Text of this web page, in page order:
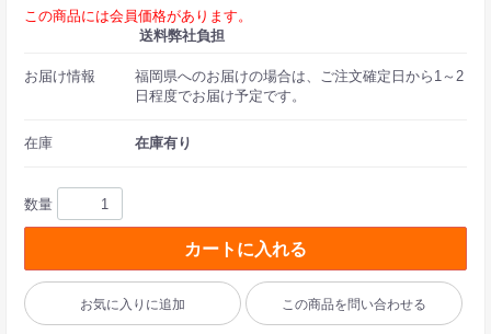
この商品には会員価格があります。
送料弊社負担
お届け情報
福岡県へのお届けの場合は、ご注文確定日から1～2
日程度でお届け予定です。
在庫 在庫有り
数量
カートに入れる
お気に入りに追加 この商品を問い合わせる